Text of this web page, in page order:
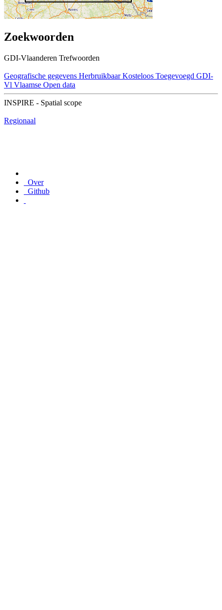
Zoekwoorden
GDI-Vlaanderen Trefwoorden
Geografische gegevens Herbruikbaar Kosteloos Toegevoegd GDI-
Vl Vlaamse Open data
INSPIRE - Spatial scope
Regionaal
Over
Github